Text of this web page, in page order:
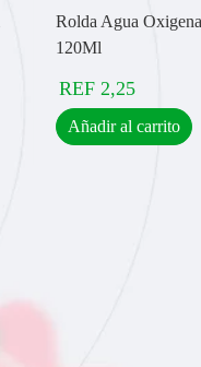
Rolda Agua
120Ml
REF 2,25
Añadir al carrito